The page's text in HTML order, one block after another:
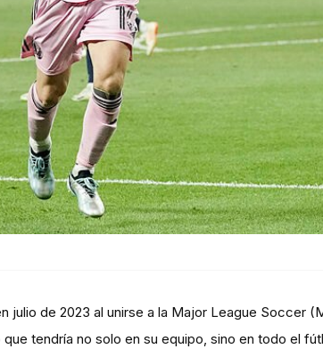
julio de 2023 al unirse a la Major League Soccer
tendría no solo en su equipo, sino en todo el